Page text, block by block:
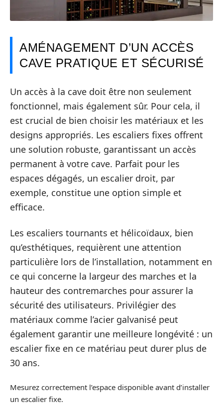
AMÉNAGEMENT D’UN ACCÈS
CAVE PRATIQUE ET SÉCURISÉ
Un accès à la cave doit être non seulement
fonctionnel, mais également sûr. Pour cela, il
est crucial de bien choisir les matériaux et les
designs appropriés. Les escaliers fixes offrent
une solution robuste, garantissant un accès
permanent à votre cave. Parfait pour les
espaces dégagés, un escalier droit, par
exemple, constitue une option simple et
efficace.
Les escaliers tournants et hélicoïdaux, bien
qu’esthétiques, requièrent une attention
particulière lors de l’installation, notamment en
ce qui concerne la largeur des marches et la
hauteur des contremarches pour assurer la
sécurité des utilisateurs. Privilégier des
matériaux comme l’acier galvanisé peut
également garantir une meilleure longévité : un
escalier fixe en ce matériau peut durer plus de
30 ans.
Mesurez correctement l’espace disponible avant d’installer
un escalier fixe.